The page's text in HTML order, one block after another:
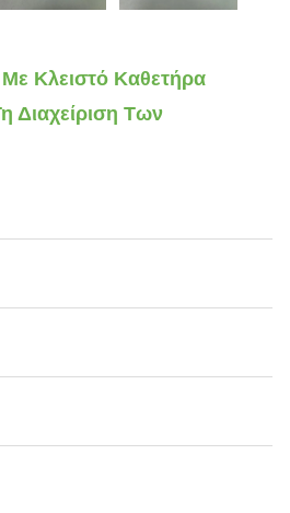
Με Κλειστό Καθετήρα
Διαχείριση Των